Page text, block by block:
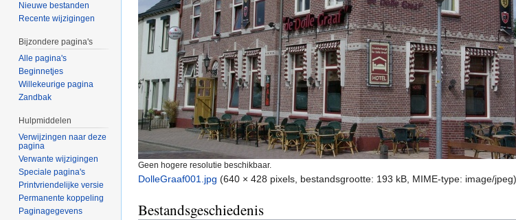
Geen hogere resolutie beschikbaar.
DolleGraaf001.jpg (640 × 428 pixels, bestandsgrootte: 193 kB, MIME-type: image/jpeg)
Bestandsgeschiedenis
Nieuwe bestanden
Recente wijzigingen
Bijzondere pagina's
Alle pagina's
Beginnetjes
Willekeurige pagina
Zandbak
Hulpmiddelen
Verwijzingen naar deze
pagina
Verwante wijzigingen
Speciale pagina's
Printvriendelijke versie
Permanente koppeling
Paginagegevens